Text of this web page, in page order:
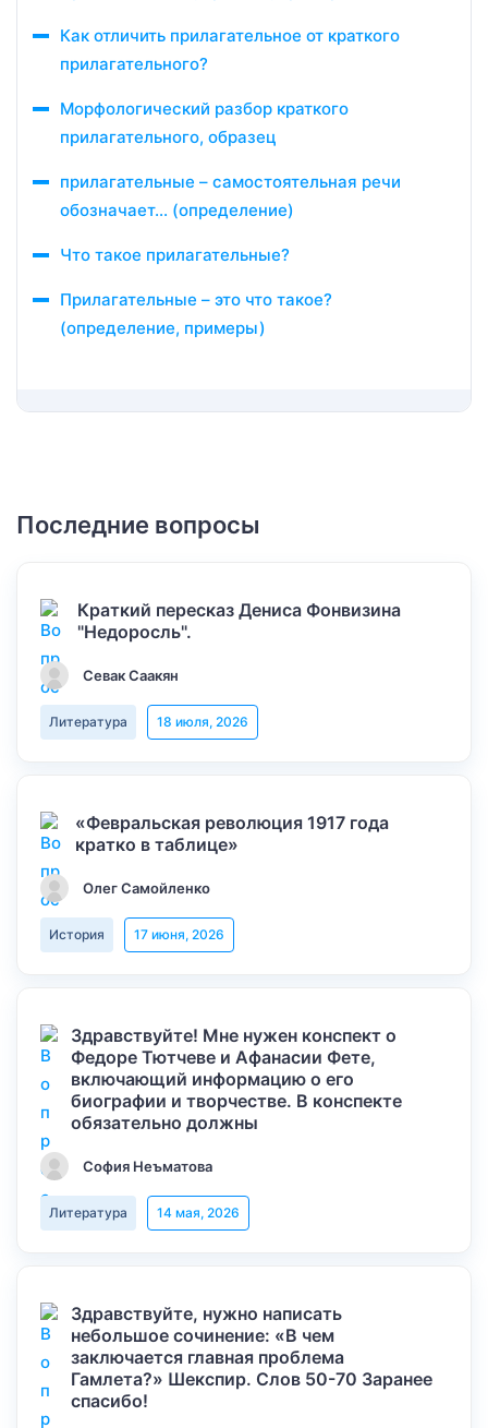
Как отличить прилагательное от краткого
прилагательного?
Морфологический разбор краткого
прилагательного, образец
прилагательные – самостоятельная речи
обозначает… (определение)
Что такое прилагательные?
Прилагательные – это что такое?
(определение, примеры)
Последние вопросы
Краткий пересказ Дениса Фонвизина
"Недоросль".
Севак Саакян
Литература 18 июля, 2026
«Февральская революция 1917 года
кратко в таблице»
Олег Самойленко
История 17 июня, 2026
Здравствуйте! Мне нужен конспект о
Федоре Тютчеве и Афанасии Фете,
включающий информацию о его
биографии и творчестве. В конспекте
обязательно должны
София Неъматова
Литература 14 мая, 2026
Здравствуйте, нужно написать
небольшое сочинение: «В чем
заключается главная проблема
Гамлета?» Шекспир. Слов 50-70 Заранее
спасибо!